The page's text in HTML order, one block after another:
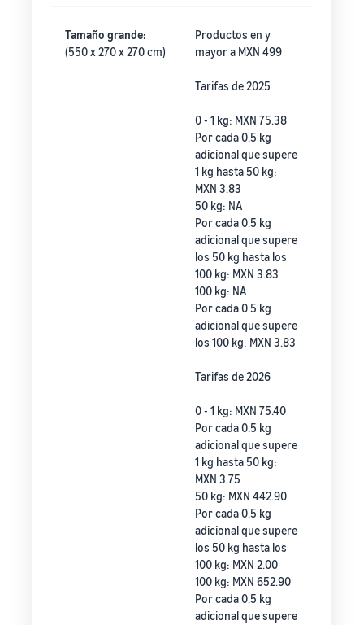
Tamaño grande:
(550 x 270 x 270 cm)
Productos en y
mayor a MXN 499
Tarifas de 2025
0 - 1 kg: MXN 75.38
Por cada 0.5 kg
adicional que supere
1 kg hasta 50 kg:
MXN 3.83
50 kg: NA
Por cada 0.5 kg
adicional que supere
los 50 kg hasta los
100 kg: MXN 3.83
100 kg: NA
Por cada 0.5 kg
adicional que supere
los 100 kg: MXN 3.83
Tarifas de 2026
0 - 1 kg: MXN 75.40
Por cada 0.5 kg
adicional que supere
1 kg hasta 50 kg:
MXN 3.75
50 kg: MXN 442.90
Por cada 0.5 kg
adicional que supere
los 50 kg hasta los
100 kg: MXN 2.00
100 kg: MXN 652.90
Por cada 0.5 kg
adicional que supere